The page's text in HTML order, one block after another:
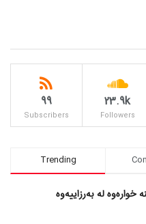
23.9k
Followers
99
Subscribers
Trending
خوارەوە لە بەرزاییەوە